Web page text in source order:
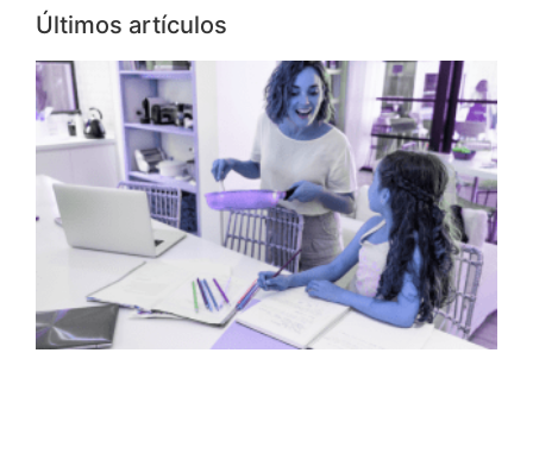
Últimos artículos